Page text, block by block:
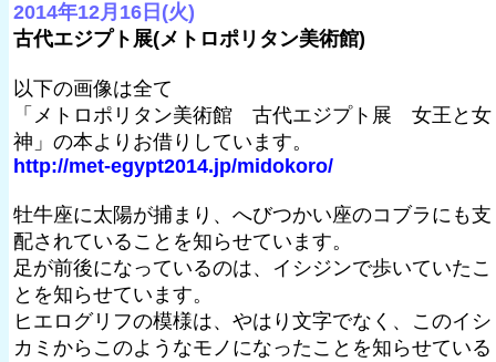
2014年12月16日(火)
古代エジプト展(メトロポリタン美術館)
以下の画像は全て
「メトロポリタン美術館 古代エジプト展 女王と女
神」の本よりお借りしています。
http://met-egypt2014.jp/midokoro/
牡牛座に太陽が捕まり、へびつかい座のコブラにも支
配されていることを知らせています。
足が前後になっているのは、イシジンで歩いていたこ
とを知らせています。
ヒエログリフの模様は、やはり文字でなく、このイシ
カミからこのようなモノになったことを知らせている